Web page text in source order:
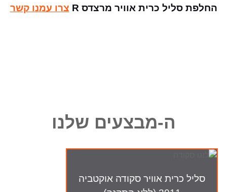
החלפת סליל כרית אוויר מרצדס R
צרו עמנו קשר
ה-מבצעים שלנו
סליל כרית אוויר סקודה אוקטביה